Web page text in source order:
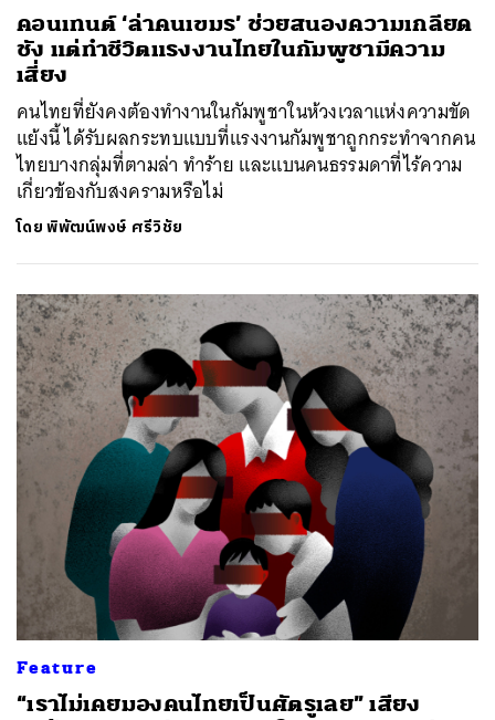
คอนเทนต์ ‘ล่าคนเขมร’ ช่วยสนองความเกลียด
ชัง แต่ทำชีวิตแรงงานไทยในกัมพูชามีความ
เสี่ยง
คนไทยที่ยังคงต้องทำงานในกัมพูชาในห้วงเวลาแห่งความขัด
แย้งนี้ ได้รับผลกระทบแบบที่แรงงานกัมพูชาถูกกระทำจากคน
ไทยบางกลุ่มที่ตามล่า ทำร้าย และแบนคนธรรมดาที่ไร้ความ
เกี่ยวข้องกับสงครามหรือไม่
โดยพิพัฒน์พงษ์ ศรีวิชัย
Feature
“เราไม่เคยมองคนไทยเป็นศัตรูเลย” เสียง